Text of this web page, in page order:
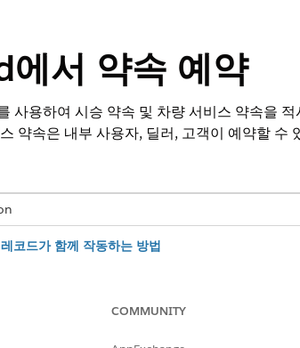
서 약속 예약
용하여 시승 약속 및 차량 서비스 약속을
약속은 내부 사용자, 딜러, 고객이 예약할 수
드가 함께 작동하는 방법
COMMUNITY